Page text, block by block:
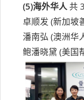
(5)海外华人共
卓顺发 (新加坡
潘南弘 (澳洲华
鲍潘晓黛 (美国